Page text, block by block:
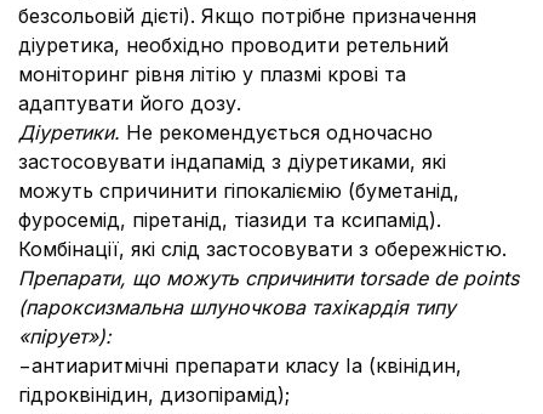
безсольовій дієті). Якщо потрібне призначення
діуретика, необхідно проводити ретельний
моніторинг рівня літію у плазмі крові та
адаптувати його дозу.
Діуретики. Не рекомендується одночасно
застосовувати індапамід з діуретиками, які
можуть спричинити гіпокаліємію (буметанід,
фуросемід, піретанід, тіазиди та ксипамід).
Комбінації, які слід застосовувати з обережністю.
Препарати, що можуть спричинити torsade de points
(пароксизмальна шлуночкова тахікардія типу
«пірует»):
−антиаритмічні препарати класу Іа (квінідин,
гідроквінідин, дизопірамід);